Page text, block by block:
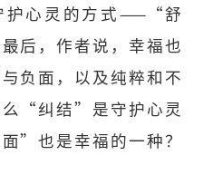
护心灵的方式——“舒
，作者说，幸福也
负面，以及纯粹和不
么“纠结”是守护心灵
”也是幸福的一种？